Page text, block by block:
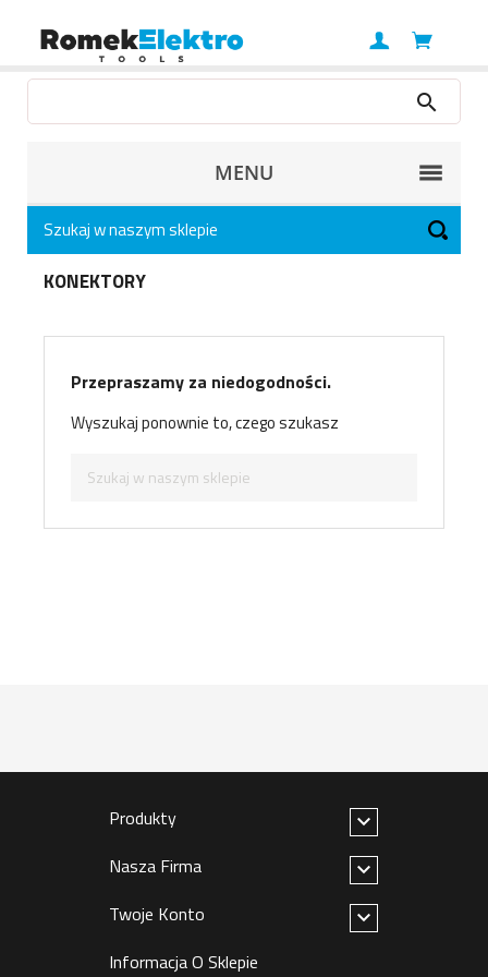
MENU
KONEKTORY
Przepraszamy za niedogodności.
Wyszukaj ponownie to, czego szukasz
Produkty

Nasza Firma

Twoje Konto

Informacja O Sklepie